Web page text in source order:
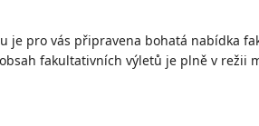
je pro vás připravena bohatá nabídka
fakultativních výletů je plně v režii